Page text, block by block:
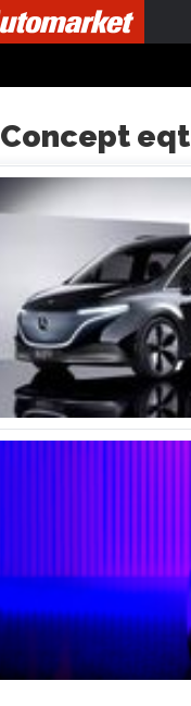
Concept eqt